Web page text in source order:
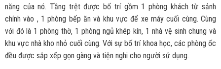
năng của nó. Tầng trệt được bố trí gồm 1 phòng khách từ sảnh
chính vào , 1 phòng bếp ăn và khu vực để xe máy cuối cùng. Cùng
với đó là 1 phòng thờ, 1 phòng ngủ khép kín, 1 nhà vệ sinh chung và
khu vực nhà kho nhỏ cuối cùng. Với sự bố trí khoa học, các phòng ốc
đều được sắp xếp gọn gàng và tiện nghi cho người sử dụng.